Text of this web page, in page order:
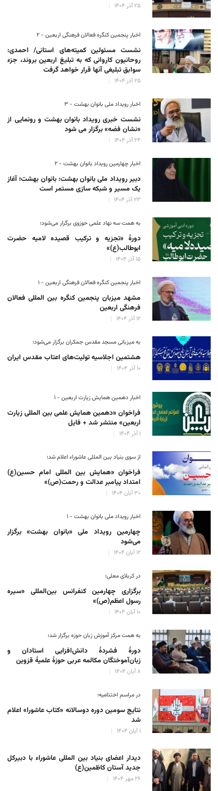
۲۵ آذر ۱۴۰۴
اخبار پنجمین کنگره فعالان فرهنگی اربعین - ۲
نشست مسئولین کمیته‌های استانی/ احمدی:
روحانیون کاروانی که به تبلیغ اربعین بروند، جزء
سوابق تبلیغی آنها قرار خواهد گرفت
۲۵ آذر ۱۴۰۴
اخبار رویداد ملی بانوان بهشت - ۳
نشست خبری رویداد بانوان بهشت و رونمایی از
«نشان فضه» برگزار می شود
۲۴ آذر ۱۴۰۴
اخبار چهارمین رویداد بانوان بهشت - ۲
دبیر رویداد ملی بانوان بهشت: بانوان بهشت؛ آغاز
یک مسیر و شبکه سازی مستمر است
۲۳ آذر ۱۴۰۴
به همت سه نهاد علمی حوزوی برگزار می‌شود؛
دورهٔ «تجزیه و ترکیب قصیده لامیه حضرت
ابوطالب(ع)»
۱۵ آذر ۱۴۰۴
اخبار پنجمین کنگره فعالان فرهنگی اربعین - ۱
مشهد میزبان پنجمین کنگره بین المللی فعالان
فرهنگی اربعین
۱۲ آذر ۱۴۰۴
به میزبانی مسجد مقدس جمکران برگزار می‌شود؛
هشتمین اجلاسیه تولیت‌های اعتاب مقدس ایران
۱۰ آذر ۱۴۰۴
اخبار دهمین همایش زیارت اربعین - ۱
فراخوان «دهمین همایش علمی بین المللی زیارت
اربعین» منتشر شد + فایل
۱ آذر ۱۴۰۴
از سوی بنیاد بین المللی عاشوراء اعلام شد؛
فراخوان «همایش بین المللی امام حسین(ع)
امتداد پیامبر عدالت و رحمت(ص)»
۳۰ آبان ۱۴۰۴
اخبار رویداد ملی بانوان بهشت - ۱
چهارمین رویداد ملی «بانوان بهشت» برگزار
می‌شود
۱۲ آبان ۱۴۰۴
در کربلای معلی؛
برگزاری چهارمین کنفرانس بین‌المللی «سیره
رسول اعظم(ص)»
۱۰ آبان ۱۴۰۴
به همت مرکز آموزش زبان حوزه‌ برگزار شد؛
دورهٔ فشردهٔ دانش‌افزایی استادان و
زبان‌آموختگان مکالمه عربی حوزهٔ علمیهٔ قزوین
۸ آبان ۱۴۰۴
در مراسم اختتامیه؛
نتایج سومین دوره‌ دوسالانه‌ «کتاب عاشورا» اعلام
شد
۱ آبان ۱۴۰۴
دیدار اعضای بنیاد بین المللی عاشوراء با دبیرکل
جدید آستان کاظمین(ع)
۲۶ مهر ۱۴۰۴